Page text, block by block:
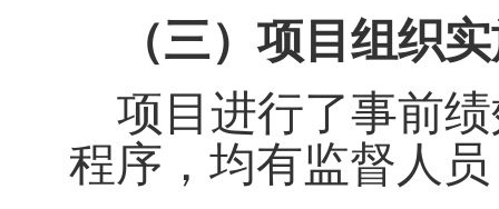
（三）项目组织
项目进行了事前
程序，均有监督人